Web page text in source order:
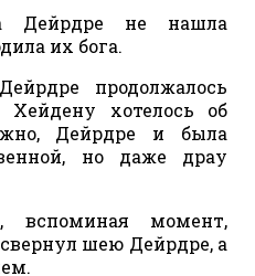
Дейрдре не нашла
их бога.
продолжалось
хотелось об
Дейрдре и была
но даже драу
вспоминая момент,
шею Дейрдре, а